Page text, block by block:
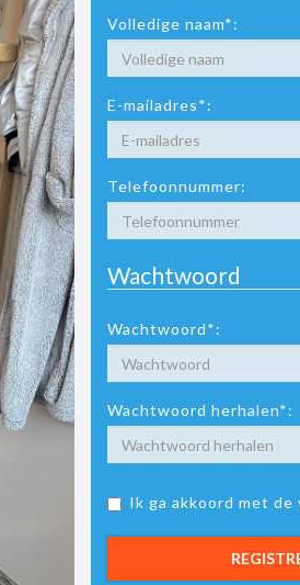
Volledige naam*:
E-mailadres*:
Telefoonnummer:
Wachtwoord
Wachtwoord*:
Wachtwoord herhalen*:
Ik ga akkoord met de